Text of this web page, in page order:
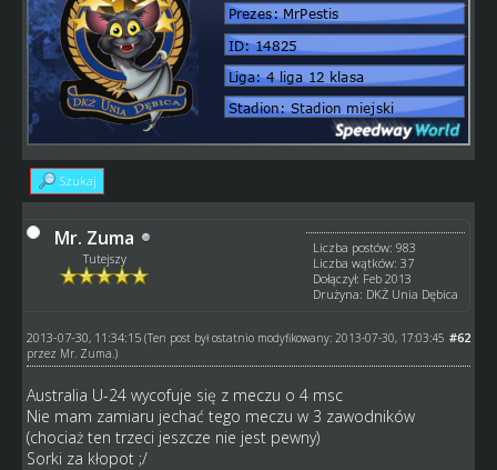
Szukaj
Mr. Zuma
Tutejszy
Liczba postów: 983
Liczba wątków: 37
Dołączył: Feb 2013
Drużyna: DKŻ Unia Dębica
#62
2013-07-30, 11:34:15 (Ten post był ostatnio modyfikowany: 2013-07-30, 17:03:45
przez Mr. Zuma .)
Australia U-24 wycofuje się z meczu o 4 msc
Nie mam zamiaru jechać tego meczu w 3 zawodników
(chociaż ten trzeci jeszcze nie jest pewny)
Sorki za kłopot ;/